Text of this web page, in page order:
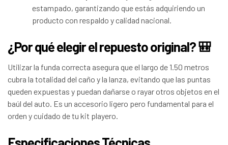
estampado, garantizando que estás adquiriendo un
producto con respaldo y calidad nacional.
¿Por qué elegir el repuesto original? 🎒
Utilizar la funda correcta asegura que el largo de 1.50 metros
cubra la totalidad del caño y la lanza, evitando que las puntas
queden expuestas y puedan dañarse o rayar otros objetos en el
baúl del auto. Es un accesorio ligero pero fundamental para el
orden y cuidado de tu kit playero.